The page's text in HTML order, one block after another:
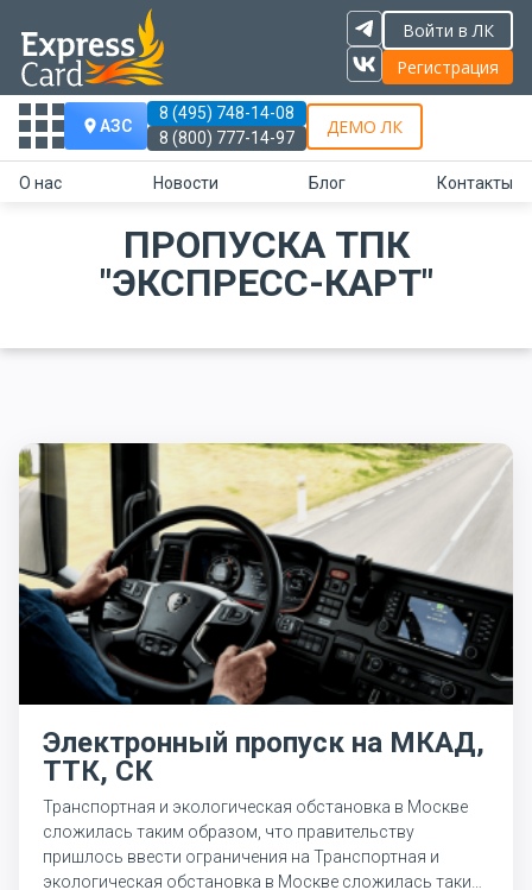
Регистрация
Войти в ЛК
АЗС
8 (495) 748-14-08
8 (800) 777-14-97
ДЕМО ЛК
О нас Новости Блог Контакты
ПРОПУСКА ТПК
"ЭКСПРЕСС-КАРТ"
Электронный пропуск на МКАД,
ТТК, СК
Транспортная и экологическая обстановка в Москве
сложилась таким образом, что правительству
пришлось ввести ограничения на Транспортная и
экологическая обстановка в Москве сложилась таким